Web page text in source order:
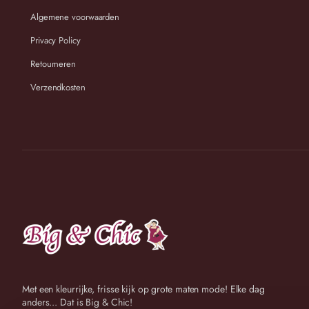
TIP: meet een goed passend kledingstuk van uzelf na, noteer deze
Maten
Onesize 44-52
Algemene voorwaarden
Privacy Policy
Retourneren
Verzendkosten
Met een kleurrijke, frisse kijk op grote maten mode! Elke dag
anders... Dat is Big & Chic!